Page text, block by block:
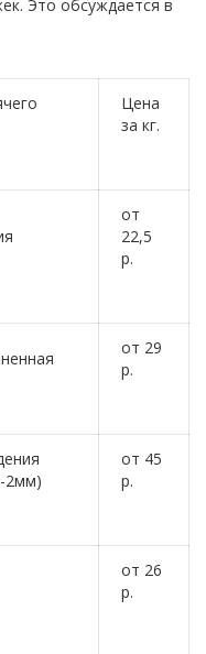
Это обсуждается в
Цена
за кг.
от
22,5
р.
от 29
р.
2мм)
от 45
р.
от 26
р.